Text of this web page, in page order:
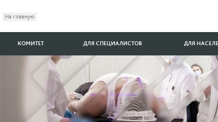
На главную
КОМИТЕТ ДЛЯ СПЕЦИАЛИСТОВ ДЛЯ